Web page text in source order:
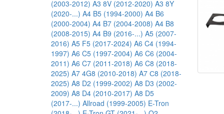
(2003-2012) A3 8V (2012-2020) A3 8Y
(2020-...) A4 B5 (1994-2000) A4 B6
(2000-2004) A4 B7 (2004-2008) A4 B8
(2008-2015) A4 B9 (2016-...) A5 (2007-
2016) A5 F5 (2017-2024) A6 C4 (1994-
1997) A6 C5 (1997-2004) A6 C6 (2004-
2011) A6 C7 (2011-2018) A6 C8 (2018-
2025) A7 4G8 (2010-2018) A7 С8 (2018-
2025) A8 D2 (1999-2002) A8 D3 (2002-
2009) A8 D4 (2010-2017) A8 D5
(2017-...) Allroad (1999-2005) E-Tron